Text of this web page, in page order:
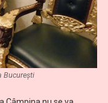
București